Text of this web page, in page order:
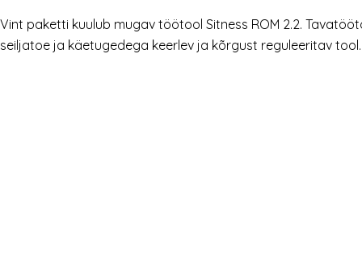
Vint paketti kuulub mugav töötool Sitness ROM 2.2.
seiljatoe ja käetugedega keerlev ja kõrgust reguleeritav